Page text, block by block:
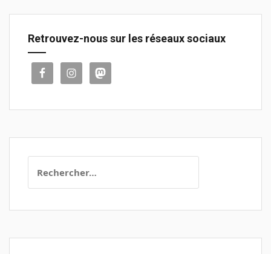
Retrouvez-nous sur les réseaux sociaux